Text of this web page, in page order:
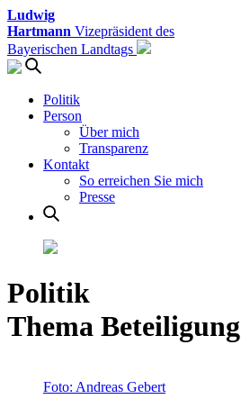
Ludwig
Hartmann Vizepräsident des
Bayerischen Landtags
Politik
Person
Über mich
Transparenz
Kontakt
So erreichen Sie mich
Presse
Politik
Thema Beteiligung
Foto: Andreas Gebert